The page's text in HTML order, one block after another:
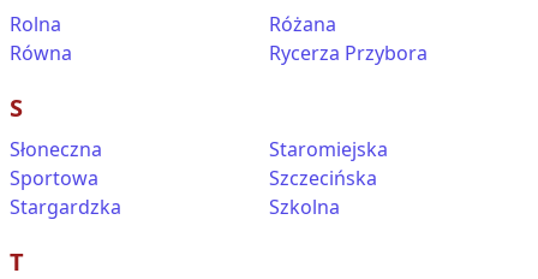
Rolna
Równa
Różana
Rycerza Przybora
S
Słoneczna
Sportowa
Stargardzka
Staromiejska
Szczecińska
Szkolna
T